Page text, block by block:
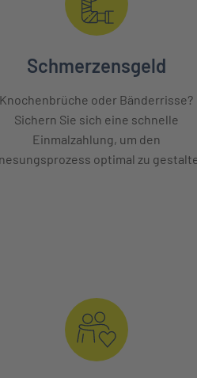
Schmerzensgeld
Knochenbrüche oder Bänderrisse?
Sichern Sie sich eine schnelle
Einmalzahlung, um den
optimal zu